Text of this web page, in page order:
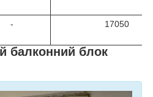
- 17050
балконний блок